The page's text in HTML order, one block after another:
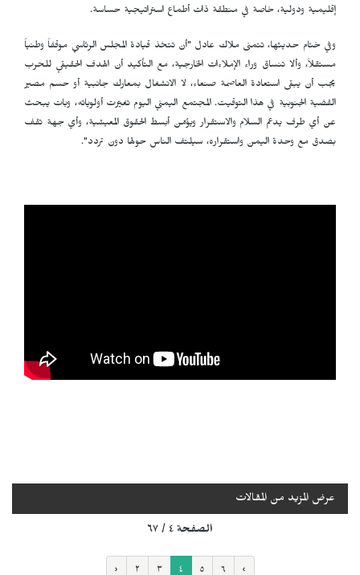
إقليمية ودولية، خاصة في منطقة ذات أطماع استراتيجية حساسة.
وفي ختام حديثها، تتمنى ملاك عادل "أن تتخذ قيادة المجلس الرئاسي موقفاً وطنياً
مستقلاً، وألا تنساق وراء الإملاءات الخارجية، مع التأكيد أن الهدف الحقيقي للحرب
يجب أن يبقى استعادة العاصمة صنعاء، لا الانشغال بمعارك جانبية أو حسم مصير
القضية الجنوبية في هذا التوقيت. المجتمع اليمني اليوم تغيّرت أولوياته، وبات يبحث
عن أي طرف يدعم السلام والاستقرار ويؤمّن أبسط الحقوق المعيشية، وأي جهة تقف
بصدق مع وحدة اليمن واستقراره، سيلتف الناس حولها دون تردد".
عرض المزيد من المقالات
الصفحة ٤ / ٦٧
‹ ٢ ٣ ٤ ٥ ٦ ›